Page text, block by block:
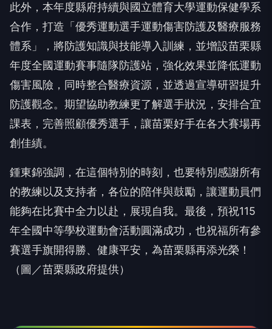
此外，本年度縣府持續與國立體育大學運動保健學系
合作，打造「優秀運動選手運動傷害防護及醫療服務
體系」，將防護知識與技能導入訓練，並增設苗栗縣
年度全國運動賽事隨隊防護站，強化效果並降低運動
傷害風險，同時整合醫療資源，並透過宣導研習提升
防護觀念。期望協助教練更了解選手狀況，安排合宜
課表，完善照顧優秀選手，讓苗栗好手在各大賽場再
創佳績。
鍾東錦強調，在這個特別的時刻，也要特別感謝所有
的教練以及支持者，各位的陪伴與鼓勵，讓運動員們
能夠在比賽中全力以赴，展現自我。最後，預祝115
年全國中等學校運動會活動圓滿成功，也祝福所有參
賽選手旗開得勝、健康平安，為苗栗縣再添光榮！
（圖／苗栗縣政府提供）